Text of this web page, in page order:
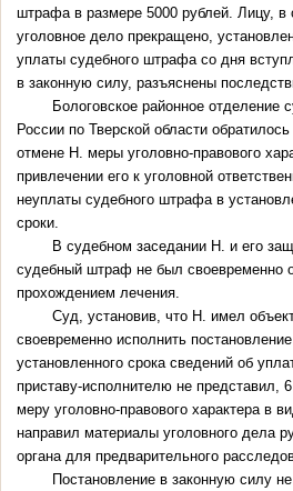
штрафа в размере 5000 рублей. Лицу, в
уголовное дело прекращено,
уплаты судебного штрафа со дня
в законную силу, разъяснены
Бологовское районное
России по Тверской области
отмене Н. меры уголовно-правового
привлечении его к уголовной
неуплаты судебного штрафа в
сроки.
В судебном заседании Н. и его
судебный штраф не был своевременно
прохождением лечения.
Суд, установив, что Н. имел
своевременно исполнить
установленного срока сведений об
приставу-исполнителю не представил,
меру уголовно-правового характера в
направил материалы уголовного дела
органа для предварительного
Постановление в законную